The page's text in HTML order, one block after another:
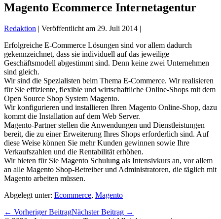
Magento Ecommerce Internetagentur
Redaktion | Veröffentlicht am 29. Juli 2014 |
Erfolgreiche E-Commerce Lösungen sind vor allem dadurch
gekennzeichnet, dass sie individuell auf das jeweilige
Geschäftsmodell abgestimmt sind. Denn keine zwei Unternehmen
sind gleich.
Wir sind die Spezialisten beim Thema E-Commerce. Wir realisieren
für Sie effiziente, flexible und wirtschaftliche Online-Shops mit dem
Open Source Shop System Magento.
Wir konfigurieren und installieren Ihren Magento Online-Shop, dazu
kommt die Installation auf dem Web Server.
Magento-Partner stellen die Anwendungen und Dienstleistungen
bereit, die zu einer Erweiterung Ihres Shops erforderlich sind. Auf
diese Weise können Sie mehr Kunden gewinnen sowie Ihre
Verkaufszahlen und die Rentabilität erhöhen.
Wir bieten für Sie Magento Schulung als Intensivkurs an, vor allem
an alle Magento Shop-Betreiber und Administratoren, die täglich mit
Magento arbeiten müssen.
Abgelegt unter: Ecommerce, Magento
Beitragsnavigation
← Vorheriger BeitragNächster Beitrag →